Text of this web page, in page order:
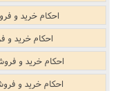
احکام خرید و
احکام خرید و
احکام خرید و
احکام خرید و